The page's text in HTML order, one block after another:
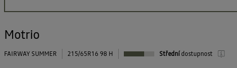
Motrio
FAIRWAY SUMMER 215/65R16 98 H Střednídostupnost